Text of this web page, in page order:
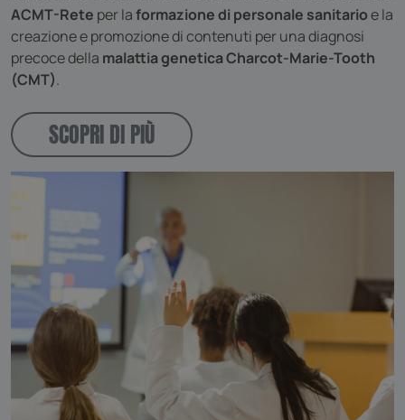
ACMT-Rete per laformazione di personale sanitarioe la
creazione e promozione di contenuti per una diagnosi
precoce della malattia genetica Charcot-Marie-Tooth
(CMT).
SCOPRI DI PIÙ